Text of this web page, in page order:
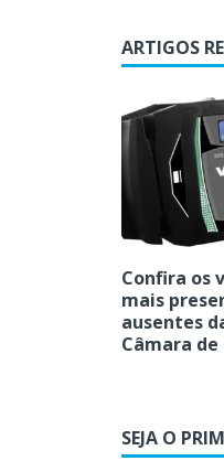
ARTIGOS
Confira os
mais
ausentes
Câmara
SEJA O